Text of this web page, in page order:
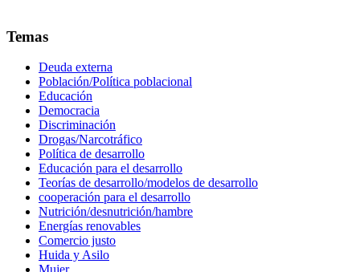
Temas
Deuda externa
Población/Política poblacional
Educación
Democracia
Discriminación
Drogas/Narcotráfico
Política de desarrollo
Educación para el desarrollo
Teorías de desarrollo/modelos de desarrollo
cooperación para el desarrollo
Nutrición/desnutrición/hambre
Energías renovables
Comercio justo
Huida y Asilo